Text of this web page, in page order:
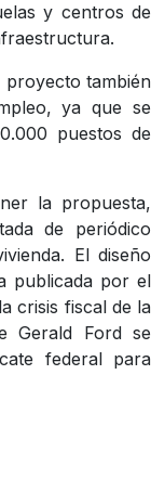
y centros de
proyecto también
ya que se
puestos de
la propuesta,
de periódico
El diseño
publicada por el
crisis fiscal de la
Gerald Ford se
federal para